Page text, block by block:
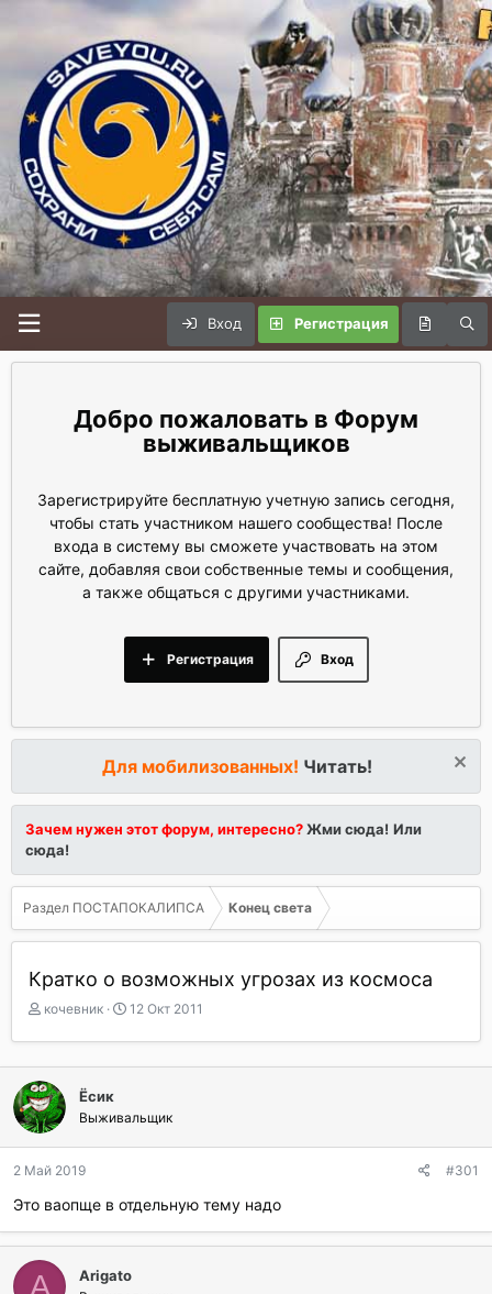
Вход Регистрация
Форум
выживальщиков
Зарегистрируйте бесплатную учетную запись сегодня,
чтобы стать участником нашего сообщества! После
входа в систему вы сможете участвовать на этом
сайте, добавляя свои собственные темы и сообщения,
а также общаться с другими участниками.
Вход
Регистрация
Для мобилизованных! Читать!
Зачем нужен этот форум, интересно?Жми сюда! Или
сюда!
Раздел ПОСТАПОКАЛИПСА Конец света
Кратко о возможных угрозах из космоса
А
т
о
р
т
е
м
ы
кочевник
Д
т
а
ч
а
12 Окт 2011
Ёсик
Выживальщик
2 Май 2019 #301
Это ваопще в отдельную тему надо
A Arigato